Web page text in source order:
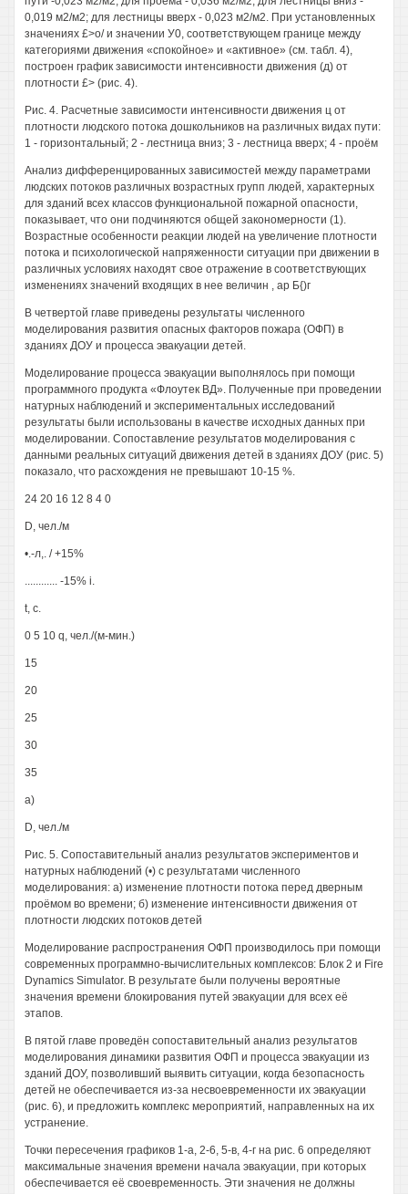
0,019 м2/м2; для лестницы вверх - 0,023 м2/м2. При установленных
значениях £>о/ и значении У0, соответствующем границе между
категориями движения «спокойное» и «активное» (см. табл. 4),
построен график зависимости интенсивности движения (д) от
плотности £> (рис. 4).
Рис. 4. Расчетные зависимости интенсивности движения ц от
плотности людского потока дошкольников на различных видах пути:
1 - горизонтальный; 2 - лестница вниз; 3 - лестница вверх; 4 - проём
Анализ дифференцированных зависимостей между параметрами
людских потоков различных возрастных групп людей, характерных
для зданий всех классов функциональной пожарной опасности,
показывает, что они подчиняются общей закономерности (1).
Возрастные особенности реакции людей на увеличение плотности
потока и психологической напряженности ситуации при движении в
различных условиях находят свое отражение в соответствующих
изменениях значений входящих в нее величин , ар Б{)г
В четвертой главе приведены результаты численного
моделирования развития опасных факторов пожара (ОФП) в
зданиях ДОУ и процесса эвакуации детей.
Моделирование процесса эвакуации выполнялось при помощи
программного продукта «Флоутек ВД». Полученные при проведении
натурных наблюдений и экспериментальных исследований
результаты были использованы в качестве исходных данных при
моделировании. Сопоставление результатов моделирования с
данными реальных ситуаций движения детей в зданиях ДОУ (рис. 5)
показало, что расхождения не превышают 10-15 %.
24 20 16 12 8 4 0
D, чел./м
•.-л,. / +15%
............ -15% i.
t, с.
0 5 10 q, чел./(м-мин.)
15
20
25
30
35
а)
D, чел./м
Рис. 5. Сопоставительный анализ результатов экспериментов и
натурных наблюдений (•) с результатами численного
моделирования: а) изменение плотности потока перед дверным
проёмом во времени; б) изменение интенсивности движения от
плотности людских потоков детей
Моделирование распространения ОФП производилось при помощи
современных программно-вычислительных комплексов: Блок 2 и Fire
Dynamics Simulator. В результате были получены вероятные
значения времени блокирования путей эвакуации для всех её
этапов.
В пятой главе проведён сопоставительный анализ результатов
моделирования динамики развития ОФП и процесса эвакуации из
зданий ДОУ, позволивший выявить ситуации, когда безопасность
детей не обеспечивается из-за несвоевременности их эвакуации
(рис. 6), и предложить комплекс мероприятий, направленных на их
устранение.
Точки пересечения графиков 1-а, 2-6, 5-в, 4-г на рис. 6 определяют
максимальные значения времени начала эвакуации, при которых
обеспечивается её своевременность. Эти значения не должны